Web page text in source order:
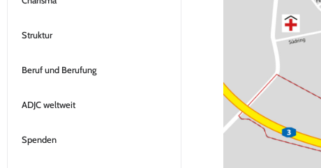
Struktur
Beruf und Berufung
ADJC weltweit
Spenden